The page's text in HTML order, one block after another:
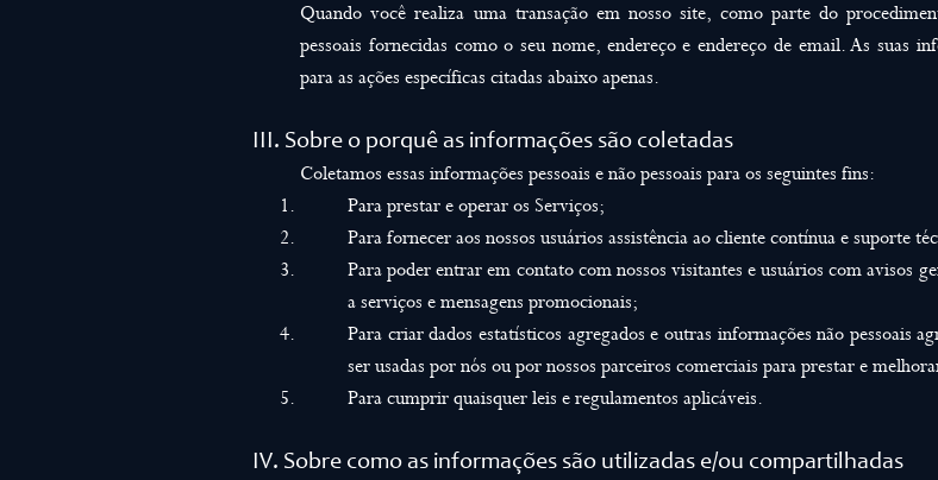
Quando você realiza uma transação em nosso site, como parte do
pessoais fornecidas como o seu nome, endereço e endereço de email. As suas
para as ações específicas citadas abaixo apenas.
III. Sobre o porquê as informações são coletadas
Coletamos essas informações pessoais e não pessoais para os seguintes fins:
Para prestar e operar os Serviços;
Para fornecer aos nossos usuários assistência ao cliente contínua e suporte
Para poder entrar em contato com nossos visitantes e usuários com avisos
a serviços e mensagens promocionais;
Para criar dados estatísticos agregados e outras informações não pessoais
ser usadas por nós ou por nossos parceiros comerciais para prestar e
Para cumprir quaisquer leis e regulamentos aplicáveis.
IV. Sobre como as informações são utilizadas e/ou compartilhadas